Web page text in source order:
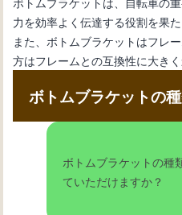
力を効率よく伝達する役割を果た
また、ボトムブラケットはフレ
方はフレームとの互換性に大きく
ボトムブラケットの
ボトムブラケットの種
ていただけますか？